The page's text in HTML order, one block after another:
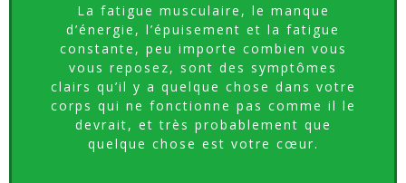
La fatigue musculaire, le manque
d’énergie, l’épuisement et la fatigue
constante, peu importe combien vous
vous reposez, sont des symptômes
clairs qu’il y a quelque chose dans votre
corps qui ne fonctionne pas comme il le
devrait, et très probablement que
quelque chose est votre cœur.